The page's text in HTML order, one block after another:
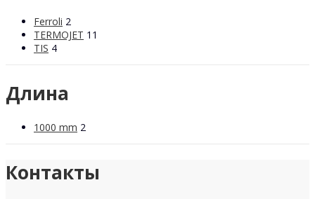
Ferroli 2
TERMOJET 11
TIS 4
Длина
1000 mm 2
Контакты